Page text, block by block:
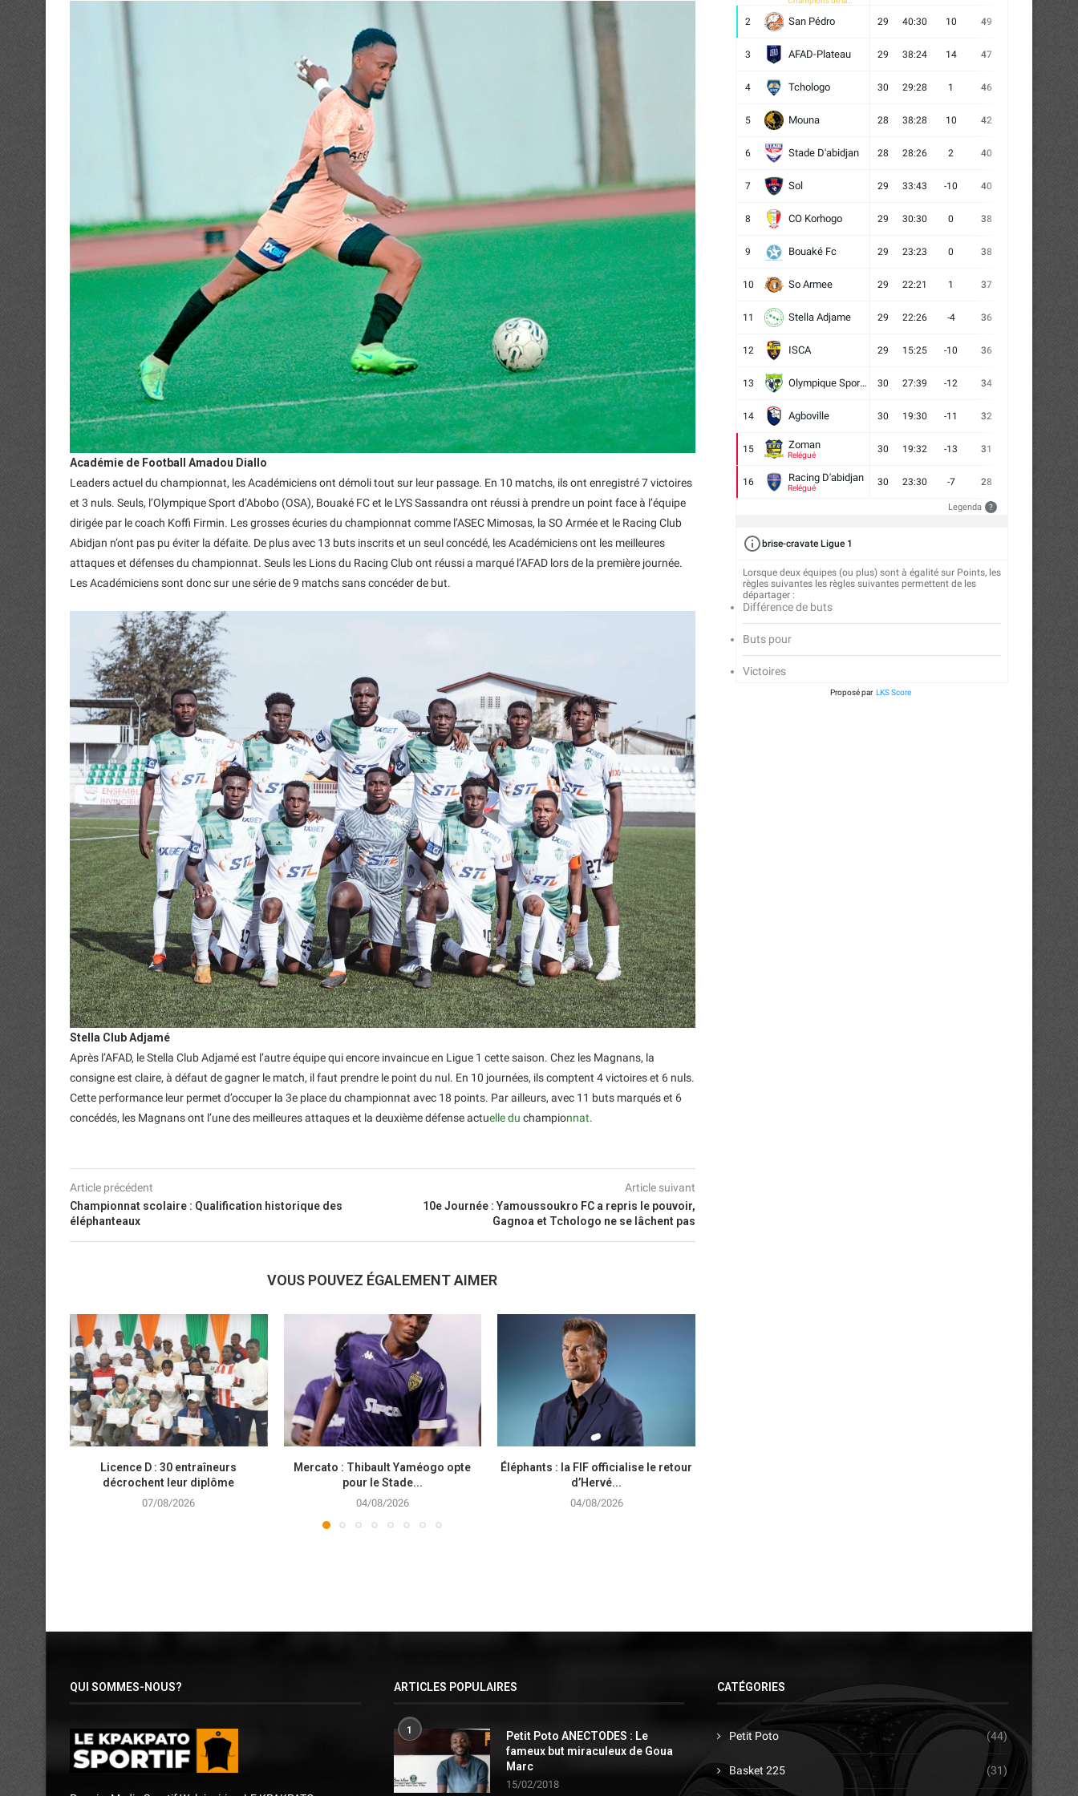
Académie de Football Amadou Diallo
Leaders actuel du championnat, les Académiciens ont démoli tout sur leur passage. En 10 matchs, ils ont enregistré 7 victoires
et 3 nuls. Seuls, l’Olympique Sport d’Abobo (OSA), Bouaké FC et le LYS Sassandra ont réussi à prendre un point face à l’équipe
dirigée par le coach Koffi Firmin. Les grosses écuries du championnat comme l’ASEC Mimosas, la SO Armée et le Racing Club
Abidjan n’ont pas pu éviter la défaite. De plus avec 13 buts inscrits et un seul concédé, les Académiciens ont les meilleures
attaques et défenses du championnat. Seuls les Lions du Racing Club ont réussi a marqué l’AFAD lors de la première journée.
Les Académiciens sont donc sur une série de 9 matchs sans concéder de but.
Stella Club Adjamé
Après l’AFAD, le Stella Club Adjamé est l’autre équipe qui encore invaincue en Ligue 1 cette saison. Chez les Magnans, la
consigne est claire, à défaut de gagner le match, il faut prendre le point du nul. En 10 journées, ils comptent 4 victoires et 6 nuls.
Cette performance leur permet d’occuper la 3e place du championnat avec 18 points. Par ailleurs, avec 11 buts marqués et 6
concédés, les Magnans ont l’une des meilleures attaques et la deuxième défense actuelle du championnat.
Article précédent
Championnat scolaire : Qualification historique des
éléphanteaux
Article suivant
10e Journée : Yamoussoukro FC a repris le pouvoir,
Gagnoa et Tchologo ne se lâchent pas
VOUS POUVEZ ÉGALEMENT AIMER
Licence D : 30 entraîneurs
décrochent leur diplôme
07/08/2026
Mercato : Thibault Yaméogo opte
pour le Stade...
04/08/2026
Éléphants : la FIF officialise le retour
d’Hervé...
04/08/2026
2 San Pédro 29 40:30 10 49
3 AFAD-Plateau 29 38:24 14 47
4 Tchologo 30 29:28 1 46
5 Mouna 28 38:28 10 42
6 Stade D'abidjan 28 28:26 2 40
7 Sol 29 33:43 -10 40
8 CO Korhogo 29 30:30 0 38
9 Bouaké Fc 29 23:23 0 38
10 So Armee 29 22:21 1 37
11 Stella Adjame 29 22:26 -4 36
12 ISCA 29 15:25 -10 36
13 Olympique Sport d'Abobo FC 30 27:39 -12 34
14 Agboville 30 19:30 -11 32
15 Zoman
Relégué
30 19:32 -13 31
16 Racing D'abidjan
Relégué
30 23:30 -7 28
Legenda ?
brise-cravate Ligue 1
Lorsque deux équipes (ou plus) sont à égalité sur Points, les
règles suivantes les règles suivantes permettent de les
départager :
Différence de buts
Buts pour
Victoires
Proposé par LKS Score
QUI SOMMES-NOUS? ARTICLES POPULAIRES
1
Petit Poto ANECTODES : Le
fameux but miraculeux de Goua
Marc
15/02/2018
CATÉGORIES
Petit Poto (44)
Basket 225 (31)